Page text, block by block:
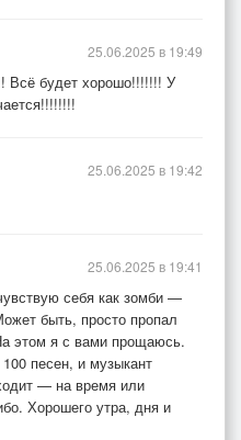
Всё будет хорошо!!!!!!! У
25.06.2025 в 19:49
25.06.2025 в 19:42
себя как зомби —
быть, просто пропал
этом я с вами прощаюсь.
песен, и музыкант
— на время или
Хорошего утра, дня и
25.06.2025 в 19:41